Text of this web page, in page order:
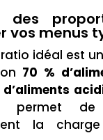
des
vos menus
idéal est
70 %
permet de
la